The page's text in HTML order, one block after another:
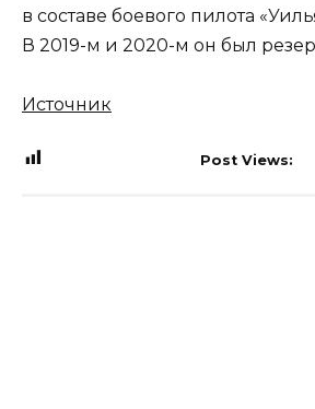
в составе боевого пилота
В 2019-м и 2020-м он был
Источник
Post Views: